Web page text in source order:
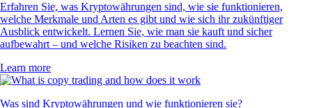
Erfahren Sie, was Kryptowährungen sind, wie sie funktionieren,
welche Merkmale und Arten es gibt und wie sich ihr zukünftiger
Ausblick entwickelt. Lernen Sie, wie man sie kauft und sicher
aufbewahrt – und welche Risiken zu beachten sind.
Learn more
Was sind Kryptowährungen und wie funktionieren sie?